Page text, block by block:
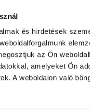
és hirdetések
az Ön
amelyeket Ön
A weboldalon való
PRIVACY POLICY